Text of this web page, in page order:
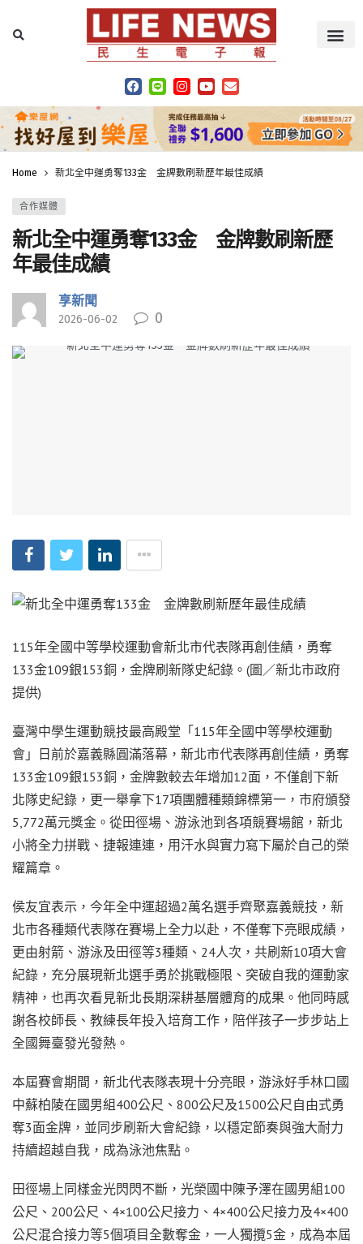
Home 新北全中運勇奪133金 金牌數刷新歷年最佳成績
合作媒體
新北全中運勇奪133金 金牌數刷新歷
年最佳成績
享新聞
2026-06-02 0
115年全國中等學校運動會新北市代表隊再創佳績，勇奪
133金109銀153銅，金牌刷新隊史紀錄。(圖／新北市政府
提供)
臺灣中學生運動競技最高殿堂「115年全國中等學校運動
會」日前於嘉義縣圓滿落幕，新北市代表隊再創佳績，勇奪
133金109銀153銅，金牌數較去年增加12面，不僅創下新
北隊史紀錄，更一舉拿下17項團體種類錦標第一，市府頒發
5,772萬元獎金。從田徑場、游泳池到各項競賽場館，新北
小將全力拼戰、捷報連連，用汗水與實力寫下屬於自己的榮
耀篇章。
侯友宜表示，今年全中運超過2萬名選手齊聚嘉義競技，新
北市各種類代表隊在賽場上全力以赴，不僅奪下亮眼成績，
更由射箭、游泳及田徑等3種類、24人次，共刷新10項大會
紀錄，充分展現新北選手勇於挑戰極限、突破自我的運動家
精神，也再次看見新北長期深耕基層體育的成果。他同時感
謝各校師長、教練長年投入培育工作，陪伴孩子一步步站上
全國舞臺發光發熱。
本屆賽會期間，新北代表隊表現十分亮眼，游泳好手林口國
中蘇柏陵在國男組400公尺、800公尺及1500公尺自由式勇
奪3面金牌，並同步刷新大會紀錄，以穩定節奏與強大耐力
持續超越自我，成為泳池焦點。
田徑場上同樣金光閃閃不斷，光榮國中陳予澤在國男組100
公尺、200公尺、4×100公尺接力、4×400公尺接力及4×400
公尺混合接力等5個項目全數奪金，一人獨攬5金，成為本屆